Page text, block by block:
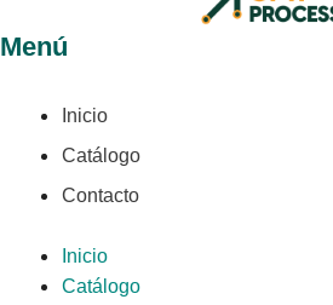
Menú
Inicio
Catálogo
Contacto
Inicio
Catálogo